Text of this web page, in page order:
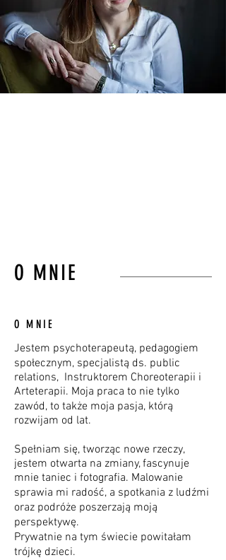
O MNIE
O MNIE
Jestem psychoterapeutą, pedagogiem
społecznym, specjalistą ds. public
relations, Instruktorem Choreoterapii i
Arteterapii. Moja praca to nie tylko
zawód, to także moja pasja, którą
rozwijam od lat.
Spełniam się, tworząc nowe rzeczy,
jestem otwarta na zmiany, fascynuje
mnie taniec i fotografia. Malowanie
sprawia mi radość, a spotkania z ludźmi
oraz podróże poszerzają moją
perspektywę.
Prywatnie na tym świecie powitałam
trójkę dzieci.